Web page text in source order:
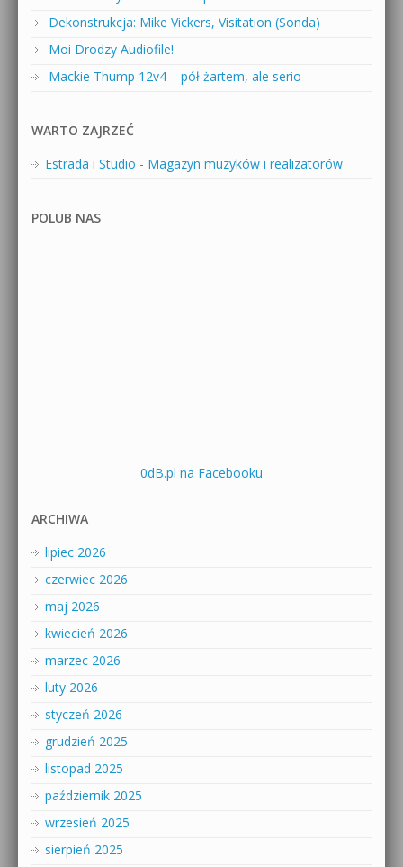
Dekonstrukcja: Mike Vickers, Visitation (Sonda)
Moi Drodzy Audiofile!
Mackie Thump 12v4 – pół żartem, ale serio
WARTO ZAJRZEĆ
Estrada i Studio - Magazyn muzyków i realizatorów
POLUB NAS
0dB.pl na Facebooku
ARCHIWA
lipiec 2026
czerwiec 2026
maj 2026
kwiecień 2026
marzec 2026
luty 2026
styczeń 2026
grudzień 2025
listopad 2025
październik 2025
wrzesień 2025
sierpień 2025